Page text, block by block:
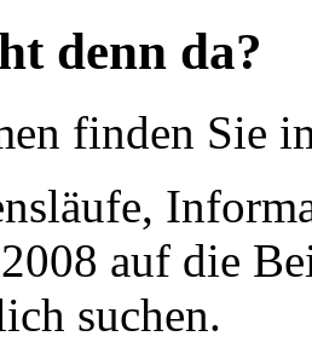
denn da?
finden Sie
auf die
suchen.